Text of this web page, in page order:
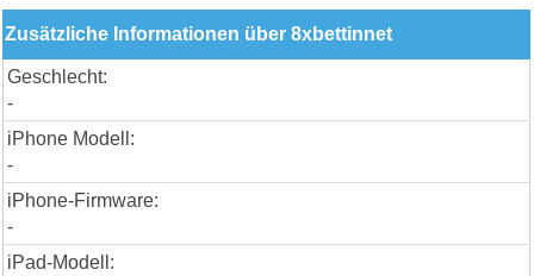
Zusätzliche Informationen über 8xbettinnet
Geschlecht:
-
iPhone Modell:
-
iPhone-Firmware:
-
iPad-Modell: